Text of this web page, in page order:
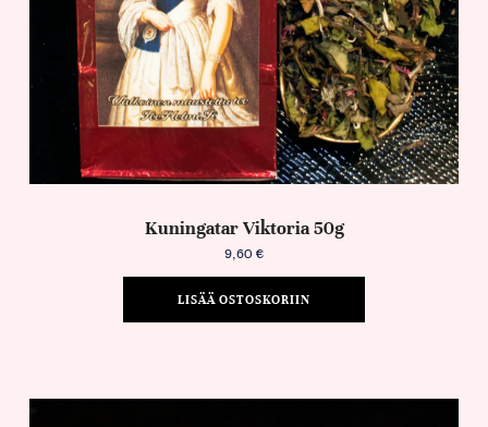
Kuningatar Viktoria 50g
9,60 €
LISÄÄ OSTOSKORIIN